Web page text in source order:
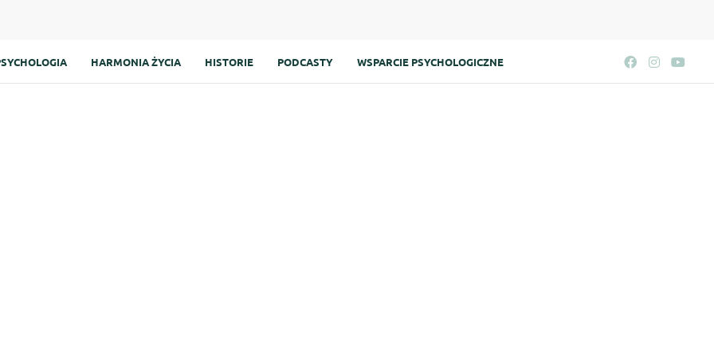
HARMONIA ŻYCIA HISTORIE PODCASTY WSPARCIE PSYCHOLOGICZNE